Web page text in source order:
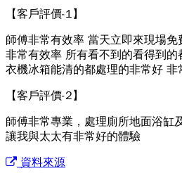
【客戶評價-1】
師傅非常有效率 當天立即來現場
非常有效率 所有看不到的看得到
衣機冰箱能清的都處理的非常好 非
【客戶評價-2】
師傅非常專業，處理廁所地面浴缸
讓我與太太有非常好的體驗
資料來源